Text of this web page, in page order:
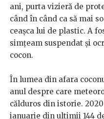
ani, purta vizieră de
când în când ca să mai
ceașca lui de plastic. A
simțeam suspendat și
cocon.
În lumea din afara
anul despre care
călduros din istorie.
ianuarie din ultimii 144